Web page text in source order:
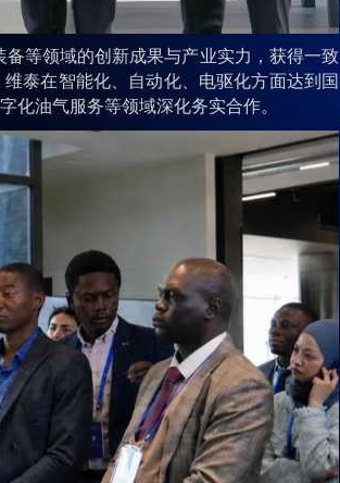
等领域的创新成果与产业实力，获得一致
泰在智能化、自动化、电驱化方面达到国
化油气服务等领域深化务实合作。